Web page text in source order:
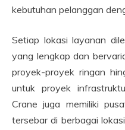
kebutuhan pelanggan
Setiap lokasi layanan
yang lengkap dan
proyek-proyek ringan
untuk proyek
Crane juga memiliki
tersebar di berbagai